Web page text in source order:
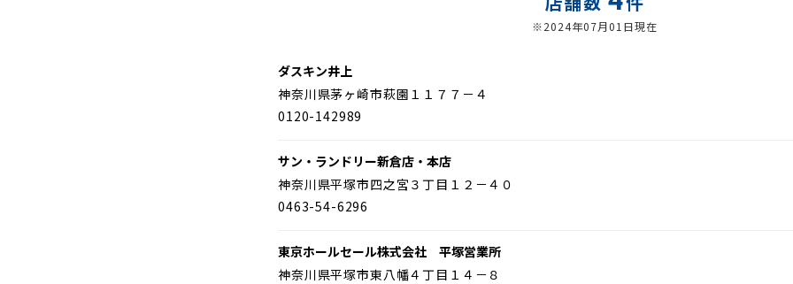
※2024年07月01日現在
ダスキン井上
神奈川県茅ヶ崎市萩園１１７７－４
0120-142989
サン・ランドリー新倉店・本店
神奈川県平塚市四之宮３丁目１２－４０
0463-54-6296
東京ホールセール株式会社 平塚営業所
神奈川県平塚市東八幡４丁目１４－８